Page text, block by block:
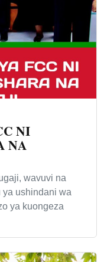
NI
NA
wavuvi na
ushindani wa
ya kuongeza